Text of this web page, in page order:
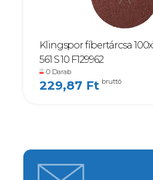
Klingspor fíbertárcsa
561 S 10 F129962
0 Darab
229,87 Ft bruttó